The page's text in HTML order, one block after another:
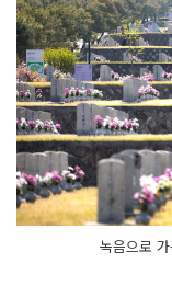
녹음으로